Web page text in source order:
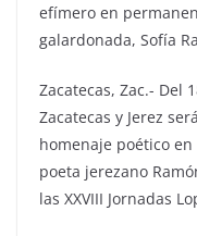
efímero en
galardonada, Sofía
Zacatecas, Zac.- Del
Zacatecas y Jerez
homenaje poético
poeta jerezano
las XXVIII Jornadas